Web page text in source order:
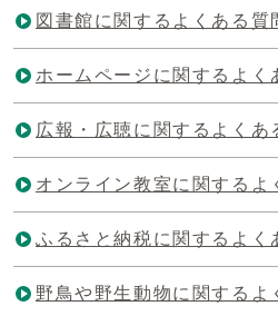
図書館に関するよくある質
ホームページに関するよく
広報・広聴に関するよくあ
オンライン教室に関するよ
ふるさと納税に関するよく
野鳥や野生動物に関するよ